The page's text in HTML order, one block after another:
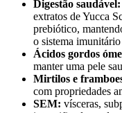
Digestão saudável:
extratos de Yucca
prebiótico,
o sistema
Ácidos gordos
manter uma pele
Mirtilos e
com propriedades
SEM: vísceras,